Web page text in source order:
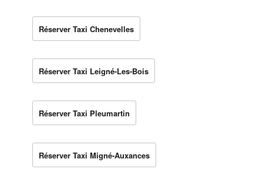
Réserver Taxi Chenevelles
Réserver Taxi Leigné-Les-Bois
Réserver Taxi Pleumartin
Réserver Taxi Migné-Auxances